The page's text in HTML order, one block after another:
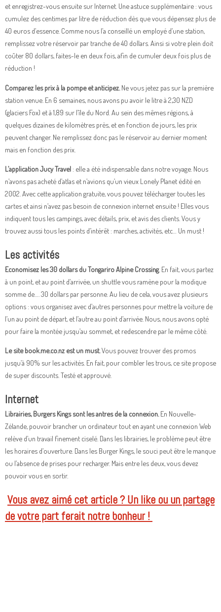
et enregistrez-vous ensuite sur Internet. Une astuce supplémentaire : vous
cumulez des centimes par litre de réduction dès que vous dépensez plus de
40 euros d’essence. Comme nous l’a conseillé un employé d’une station,
remplissez votre réservoir par tranche de 40 dollars. Ainsi si votre plein doit
coûter 80 dollars, faites-le en deux fois, afin de cumuler deux fois plus de
réduction !
Comparez les prix à la pompe et anticipez. Ne vous jetez pas sur la première
station venue. En 6 semaines, nous avons pu avoir le litre à 2,30 NZD
(glaciers Fox) et à 1,89 sur l’île du Nord. Au sein des mêmes régions, à
quelques dizaines de kilomètres près, et en fonction de jours, les prix
peuvent changer. Ne remplissez donc pas le réservoir au dernier moment
mais en fonction des prix.
L’application Jucy Travel : elle a été indispensable dans notre voyage. Nous
n’avons pas acheté d’atlas et n’avions qu’un vieux Lonely Planet édité en
2002. Avec cette application gratuite, vous pouvez télécharger toutes les
cartes et ainsi n’avez pas besoin de connexion internet ensuite ! Elles vous
indiquent tous les campings, avec détails, prix, et avis des clients. Vous y
trouvez aussi tous les points d’intérêt : marches, activités, etc… Un must !
Les activités
Economisez les 30 dollars du Tongariro Alpine Crossing. En fait, vous partez
à un point, et au point d’arrivée, un shuttle vous ramène pour la modique
somme de…. 30 dollars par personne. Au lieu de cela, vous avez plusieurs
options : vous organisez avec d’autres personnes pour mettre la voiture de
l’un au point de départ, et l’autre au point d’arrivée. Nous, nous avons opté
pour faire la montée jusqu’au sommet, et redescendre par le même côté.
Le site book.me.co.nz est un must.Vous pouvez trouver des promos
jusqu’à 90% sur les activités. En fait, pour combler les trous, ce site propose
de super discounts. Testé et approuvé.
Internet
Librairies, Burgers Kings sont les antres de la connexion. En Nouvelle-
Zélande, pouvoir brancher un ordinateur tout en ayant une connexion Web
relève d’un travail finement ciselé. Dans les librairies, le problème peut être
les horaires d’ouverture. Dans les Burger Kings, le souci peut être le manque
ou l’absence de prises pour recharger. Mais entre les deux, vous devez
pouvoir vous en sortir.
Vous avez aimé cet article ? Un like ou un partage
de votre part ferait notre bonheur !